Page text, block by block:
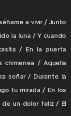
a vivir / Junto
la luna / Y cuando
/ En la puerta
/ Aquella
soñar / Durante la
tu mirada / En los
un dolor feliz / El